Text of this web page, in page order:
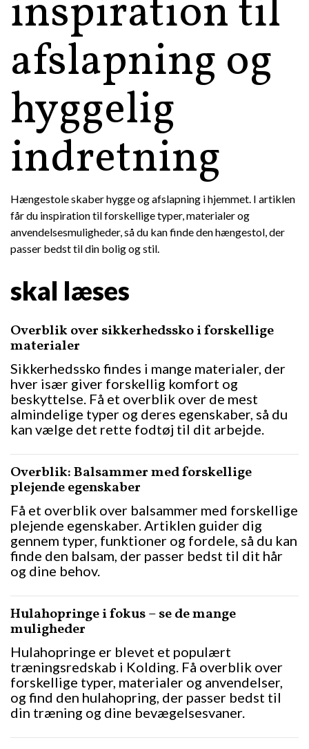
inspiration til
afslapning og
hyggelig
indretning
Hængestole skaber hygge og afslapning i hjemmet. I artiklen
får du inspiration til forskellige typer, materialer og
anvendelsesmuligheder, så du kan finde den hængestol, der
passer bedst til din bolig og stil.
skal læses
Overblik over sikkerhedssko i forskellige
materialer
Sikkerhedssko findes i mange materialer, der
hver især giver forskellig komfort og
beskyttelse. Få et overblik over de mest
almindelige typer og deres egenskaber, så du
kan vælge det rette fodtøj til dit arbejde.
Overblik: Balsammer med forskellige
plejende egenskaber
Få et overblik over balsammer med forskellige
plejende egenskaber. Artiklen guider dig
gennem typer, funktioner og fordele, så du kan
finde den balsam, der passer bedst til dit hår
og dine behov.
Hulahopringe i fokus – se de mange
muligheder
Hulahopringe er blevet et populært
træningsredskab i Kolding. Få overblik over
forskellige typer, materialer og anvendelser,
og find den hulahopring, der passer bedst til
din træning og dine bevægelsesvaner.